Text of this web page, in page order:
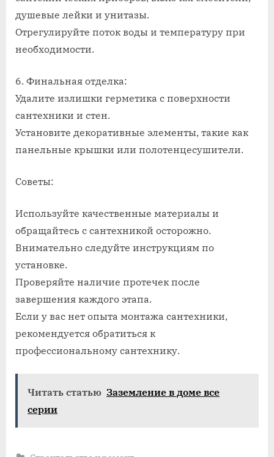
душевые лейки и унитазы.
Отрегулируйте поток воды и температуру при
необходимости.
6. Финальная отделка:
Удалите излишки герметика с поверхности
сантехники и стен.
Установите декоративные элементы, такие как
панельные крышки или полотенцесушители.
Советы:
Используйте качественные материалы и
обращайтесь с сантехникой осторожно.
Внимательно следуйте инструкциям по
установке.
Проверяйте наличие протечек после
завершения каждого этапа.
Если у вас нет опыта монтажа сантехники,
рекомендуется обратиться к
профессиональному сантехнику.
Читать статью Заземление в доме все
серии